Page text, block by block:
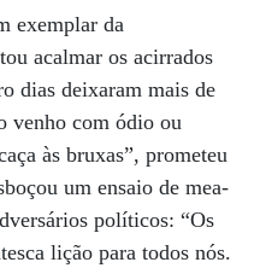
exemplar da
acalmar os acirrados
dias deixaram mais de
venho com ódio ou
às bruxas”, prometeu
um ensaio de mea-
políticos: “Os
lição para todos nós.